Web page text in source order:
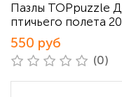
Пазлы TOPpuzzle
птичьего полета
550 руб
(0)